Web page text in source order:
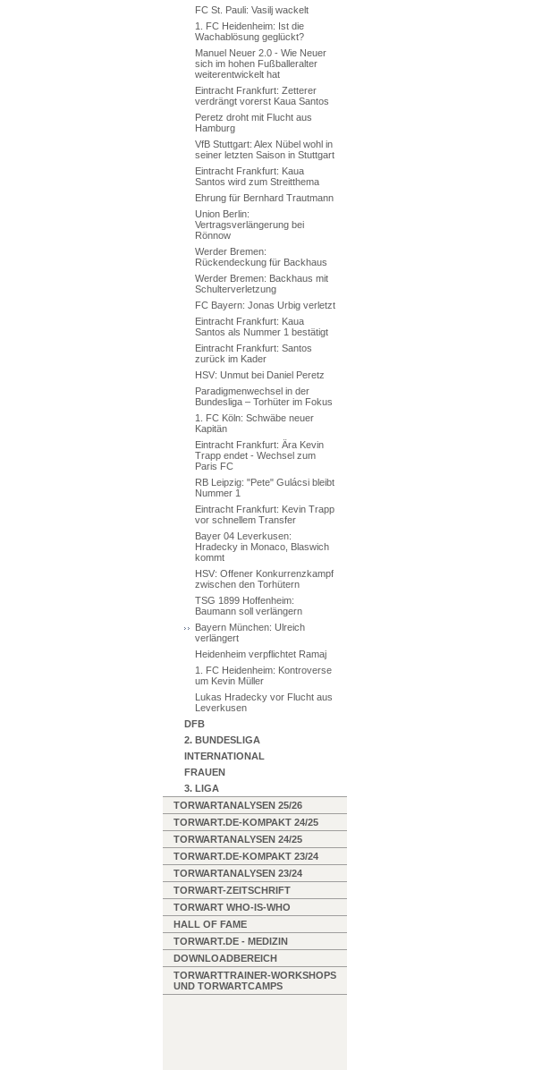
FC St. Pauli: Vasilj wackelt
1. FC Heidenheim: Ist die
Wachablösung geglückt?
Manuel Neuer 2.0 - Wie Neuer
sich im hohen Fußballeralter
weiterentwickelt hat
Eintracht Frankfurt: Zetterer
verdrängt vorerst Kaua Santos
Peretz droht mit Flucht aus
Hamburg
VfB Stuttgart: Alex Nübel wohl in
seiner letzten Saison in Stuttgart
Eintracht Frankfurt: Kaua
Santos wird zum Streitthema
Ehrung für Bernhard Trautmann
Union Berlin:
Vertragsverlängerung bei
Rönnow
Werder Bremen:
Rückendeckung für Backhaus
Werder Bremen: Backhaus mit
Schulterverletzung
FC Bayern: Jonas Urbig verletzt
Eintracht Frankfurt: Kaua
Santos als Nummer 1 bestätigt
Eintracht Frankfurt: Santos
zurück im Kader
HSV: Unmut bei Daniel Peretz
Paradigmenwechsel in der
Bundesliga – Torhüter im Fokus
1. FC Köln: Schwäbe neuer
Kapitän
Eintracht Frankfurt: Ära Kevin
Trapp endet - Wechsel zum
Paris FC
RB Leipzig: "Pete" Gulácsi bleibt
Nummer 1
Eintracht Frankfurt: Kevin Trapp
vor schnellem Transfer
Bayer 04 Leverkusen:
Hradecky in Monaco, Blaswich
kommt
HSV: Offener Konkurrenzkampf
zwischen den Torhütern
TSG 1899 Hoffenheim:
Baumann soll verlängern
Bayern München: Ulreich
verlängert
Heidenheim verpflichtet Ramaj
1. FC Heidenheim: Kontroverse
um Kevin Müller
Lukas Hradecky vor Flucht aus
Leverkusen
DFB
2. BUNDESLIGA
INTERNATIONAL
FRAUEN
3. LIGA
TORWARTANALYSEN 25/26
TORWART.DE-KOMPAKT 24/25
TORWARTANALYSEN 24/25
TORWART.DE-KOMPAKT 23/24
TORWARTANALYSEN 23/24
TORWART-ZEITSCHRIFT
TORWART WHO-IS-WHO
HALL OF FAME
TORWART.DE - MEDIZIN
DOWNLOADBEREICH
TORWARTTRAINER-WORKSHOPS
UND TORWARTCAMPS